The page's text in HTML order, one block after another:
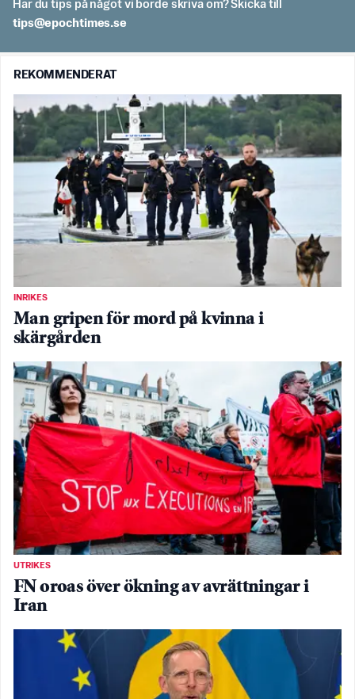
Har du tips på något vi borde skriva om? Skicka till
es.semithcope@spit
REKOMMENDERAT
INRIKES
Man gripen för mord på kvinna i
skärgården
UTRIKES
FN oroas över ökning av avrättningar i
Iran